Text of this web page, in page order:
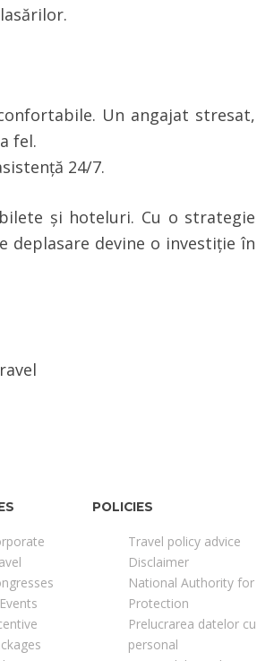
Un angajat stresat,
fel.
24/7.
și hoteluri. Cu o strategie
deplasare devine o investiție în
POLICIES
Travel policy advice
Disclaimer
National Authority
Protection
Prelucrarea datelor
personal